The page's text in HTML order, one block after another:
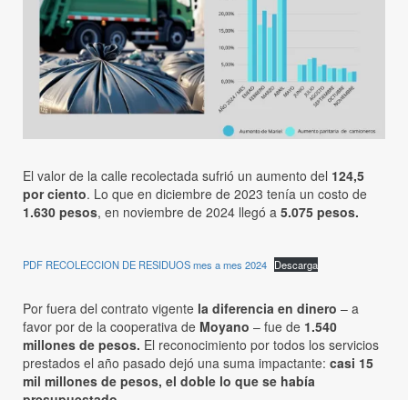
El valor de la calle recolectada sufrió un aumento del 124,5
por ciento. Lo que en diciembre de 2023 tenía un costo de
1.630 pesos, en noviembre de 2024 llegó a 5.075 pesos.
PDF RECOLECCION DE RESIDUOS mes a mes 2024 Descarga
Por fuera del contrato vigente la diferencia en dinero – a
favor por de la cooperativa de Moyano – fue de 1.540
millones de pesos. El reconocimiento por todos los servicios
prestados el año pasado dejó una suma impactante: casi 15
mil millones de pesos, el doble lo que se había